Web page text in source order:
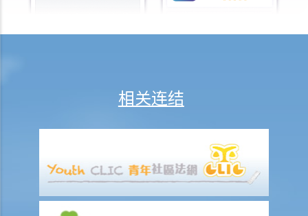
火灾中受伤的雇员
怎样才算是因工及在雇用期间遭遇意外（简称工伤意外）？
我的配偶在工作时因意外而死亡，我或我的家人可获哪些赔偿？
我在工作时因遇到意外而受伤及导致伤残，我或我的家人可获哪些赔
相关连结